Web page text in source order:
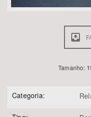
Tamanho:
Categoria: